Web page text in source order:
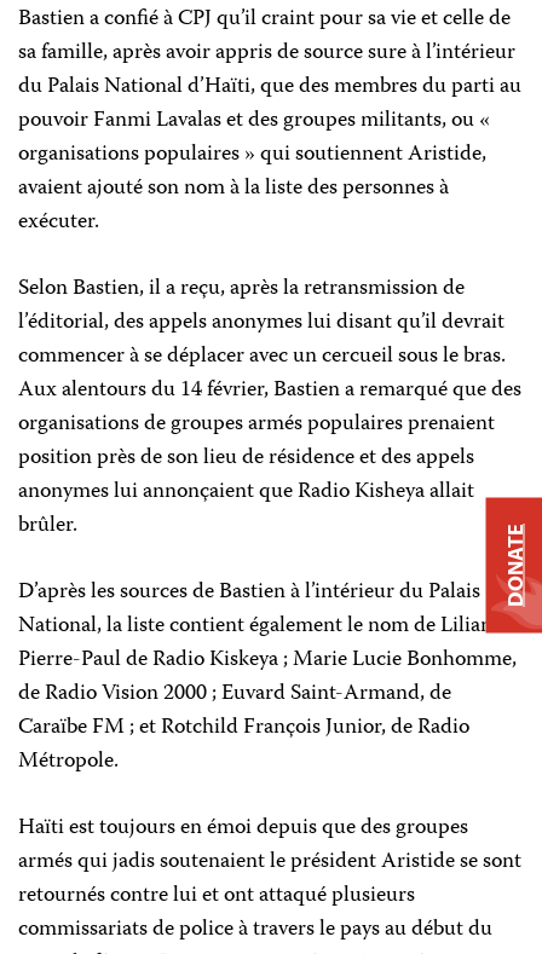
Bastien a confié à CPJ qu’il craint pour sa vie et celle de
sa famille, après avoir appris de source sure à l’intérieur
du Palais National d’Haïti, que des membres du parti au
pouvoir Fanmi Lavalas et des groupes militants, ou «
organisations populaires » qui soutiennent Aristide,
avaient ajouté son nom à la liste des personnes à
exécuter.
Selon Bastien, il a reçu, après la retransmission de
l’éditorial, des appels anonymes lui disant qu’il devrait
commencer à se déplacer avec un cercueil sous le bras.
Aux alentours du 14 février, Bastien a remarqué que des
organisations de groupes armés populaires prenaient
position près de son lieu de résidence et des appels
anonymes lui annonçaient que Radio Kisheya allait
brûler.
D’après les sources de Bastien à l’intérieur du Palais
National, la liste contient également le nom de Lilianne
Pierre-Paul de Radio Kiskeya ; Marie Lucie Bonhomme,
de Radio Vision 2000 ; Euvard Saint-Armand, de
Caraïbe FM ; et Rotchild François Junior, de Radio
Métropole.
Haïti est toujours en émoi depuis que des groupes
armés qui jadis soutenaient le président Aristide se sont
retournés contre lui et ont attaqué plusieurs
commissariats de police à travers le pays au début du
DONATE